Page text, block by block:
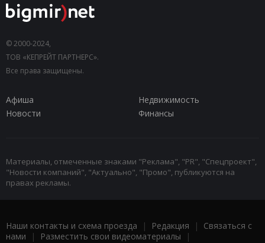
© 2000-2024,
ТОВ «КЕПРЕЙТ ПАРТНЕРС».
Все права защищены.
Афиша
Недвижимость
Новости
Финансы
Материалы, отмеченные знаками "Реклама", "PR", "Спецпроект",
"Новости компаний", "Актуально", "Промо", публикуются на
правах рекламы.
Наши контакты и схема проезда | Редакция | Связаться с
нами | Разместить свои видеоматериалы |